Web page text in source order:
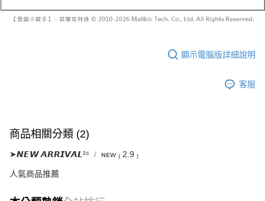
【注意事項】
３．未成年的使用者請事先徵得法定代理人或監護人之同意方可使用
「AFTEE先享後付」，若未經同意申辦者引起之損失，本公司不負相關責
請求用戶進行身份認證。
恩沛科技股份有限公司將有權停止該用戶之使用額度並採取法律行動。
7-11取貨付款
國家/地區配送
顯示電腦版詳細說明
客服
商品相關分類 (2)
➤𝙉𝙀𝙒 𝘼𝙍𝙍𝙄𝙑𝘼𝙇²⁶ ɴᴇᴡ ₍ 2.9 ₎
人氣商品推薦